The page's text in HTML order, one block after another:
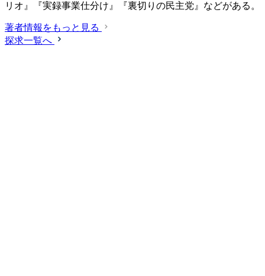
リオ』『実録事業仕分け』『裏切りの民主党』などがある。
著者情報をもっと見る
探求一覧へ